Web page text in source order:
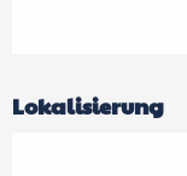
Lokalisierung